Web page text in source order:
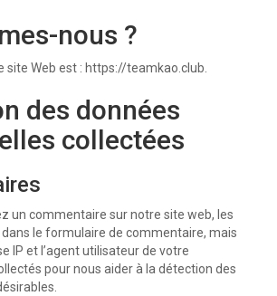
nous ?
site Web est : https://teamkao.club.
des données
collectées
un commentaire sur notre site web, les
le formulaire de commentaire, mais
IP et l’agent utilisateur de votre
pour nous aider à la détection des